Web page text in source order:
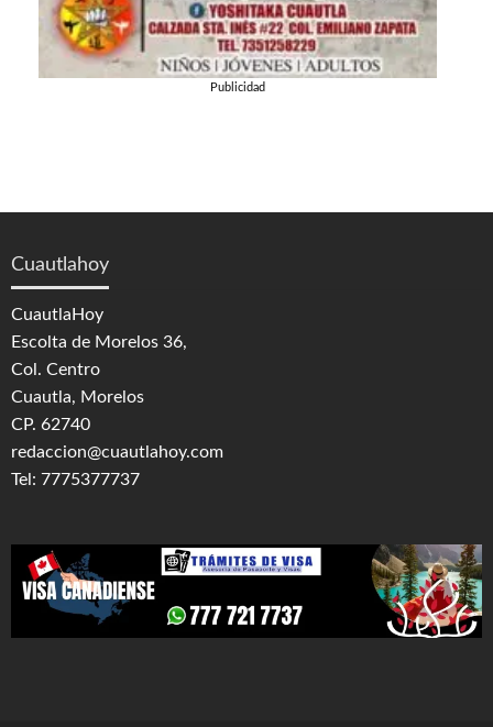
Publicidad
Cuautlahoy
CuautlaHoy
Escolta de Morelos 36,
Col. Centro
Cuautla, Morelos
CP. 62740
redaccion@cuautlahoy.com
Tel: 7775377737